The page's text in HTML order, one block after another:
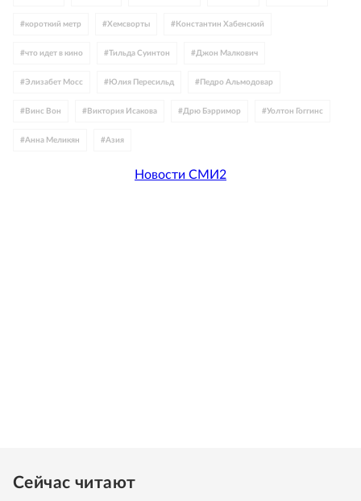
#короткий метр #Хемсворты # Константин Хабенский
#что идет в кино #Тильда Суинтон # Джон Малкович
#Элизабет Мосс # Юлия Пересильд # Педро Альмодовар
# Винс Вон # Виктория Исакова # Дрю Бэрримор #Уолтон Гоггинс
#Анна Меликян #Азия
Новости СМИ2
Сейчас читают